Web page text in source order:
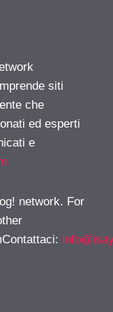
siti
che
ed esperti
e
network. For
: